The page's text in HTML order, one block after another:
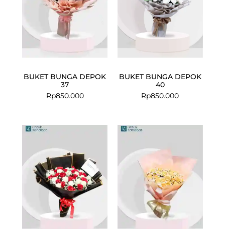
BUKET BUNGA DEPOK
37
Rp850.000
BUKET BUNGA DEPOK
40
Rp850.000